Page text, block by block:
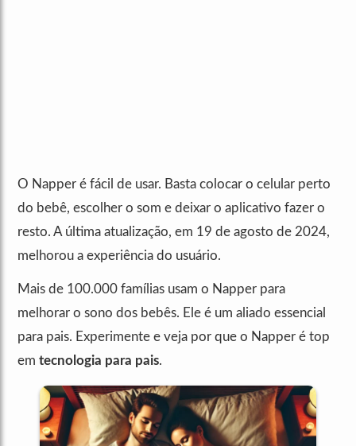
O Napper é fácil de usar. Basta colocar o celular perto
do bebê, escolher o som e deixar o aplicativo fazer o
resto. A última atualização, em 19 de agosto de 2024,
melhorou a experiência do usuário.
Mais de 100.000 famílias usam o Napper para
melhorar o sono dos bebês. Ele é um aliado essencial
para pais. Experimente e veja por que o Napper é top
em tecnologia para pais.